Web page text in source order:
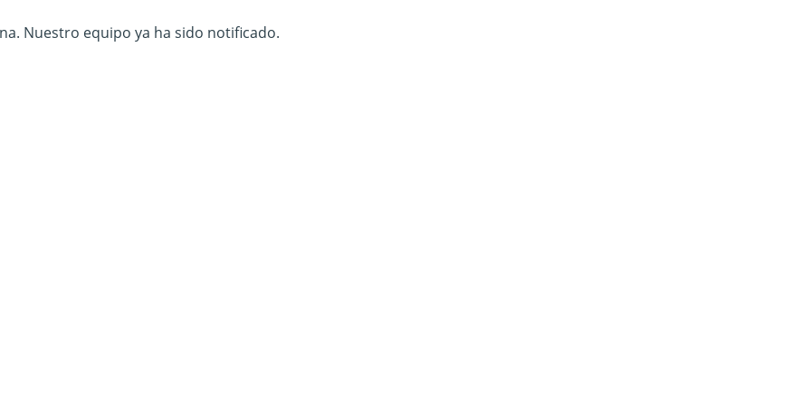
Nuestro equipo ya ha sido notificado.